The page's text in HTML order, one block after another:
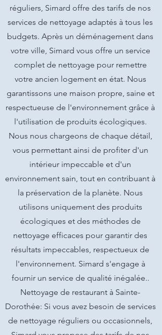
réguliers, Simard offre des tarifs de nos
services de nettoyage adaptés à tous les
budgets. Après un déménagement dans
votre ville, Simard vous offre un service
complet de nettoyage pour remettre
votre ancien logement en état. Nous
garantissons une maison propre, saine et
respectueuse de l'environnement grâce à
l'utilisation de produits écologiques.
Nous nous chargeons de chaque détail,
vous permettant ainsi de profiter d'un
intérieur impeccable et d'un
environnement sain, tout en contribuant à
la préservation de la planète. Nous
utilisons uniquement des produits
écologiques et des méthodes de
nettoyage efficaces pour garantir des
résultats impeccables, respectueux de
l'environnement. Simard s'engage à
fournir un service de qualité inégalée..
Nettoyage de restaurant à Sainte-
Dorothée: Si vous avez besoin de services
de nettoyage réguliers ou occasionnels,